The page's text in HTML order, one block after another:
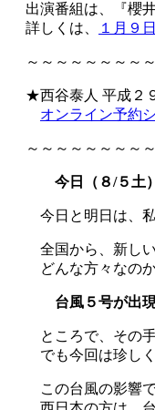
出演番組は、『櫻
詳しくは、
１月９
～～～～～～～～
★西谷泰人 平成２
オンライン予約
～～～～～～～～
今日（８/５土）
今日と明日は、私
全国から、新しい
どんな方々なの
台風５号が出
ところで、その手
でも今回は珍しく
この台風の影響で